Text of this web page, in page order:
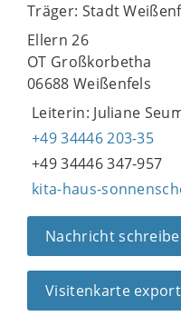
Träger: Stadt
Ellern 26
OT Großkorbetha
06688 Weißenfels
Leiterin: Juliane
+49 34446 203-35
+49 34446 347-957
kita-haus-
Nachricht
Visitenkarte